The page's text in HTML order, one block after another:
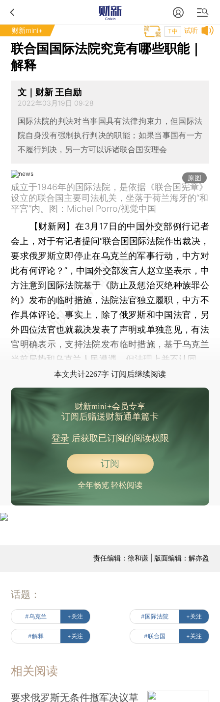
财新mini+ 试听
T中
联合国国际法院究竟有哪些职能｜
解释
文｜财新 王自励
2022年03月19日 09:28
国际法院的判决对当事国具有法律拘束力，但国际法
院自身没有强制执行判决的职能；如果当事国有一方
不履行判决，另一方可以诉诸联合国安理会
原图
成立于1946年的国际法院，是依据《联合国宪章》
设立的联合国主要司法机关，坐落于荷兰海牙的“和
平宫”内。图：Michel Porro/视觉中国
【财新网】在3月17日的中国外交部例行记者
会上，对于有记者提问“联合国国际法院作出裁决，
要求俄罗斯立即停止在乌克兰的军事行动，中方对
此有何评论？”，中国外交部发言人赵立坚表示，中
方注意到国际法院基于《防止及惩治灭绝种族罪公
约》发布的临时措施，法院法官独立履职，中方不
作具体评论。事实上，除了俄罗斯和中国法官，另
外四位法官也就裁决发表了声明或单独意见，有法
官明确表示，支持法院发布临时措施，基于乌克兰
当前局势和乌克兰人民遭遇，但法理上并不认同。
本文共计2267字 订阅后继续阅读
财新mini+会员专享
订阅后赠送财新通单篇卡
登录后获取已订阅的阅读权限
订阅
全年畅览 轻松阅读
责任编辑：徐和谦 | 版面编辑：解亦盈
话题：
#乌克兰 +关注 #国际法院 +关注
#解释 +关注 #联合国 +关注
相关阅读
要求俄罗斯无条件撤军决议草